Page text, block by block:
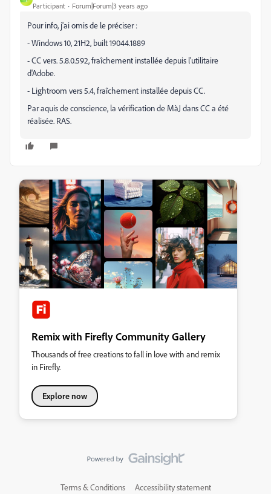
Participant Forum|Forum|3 years ago
Pour info, j'ai omis de le préciser :
- Windows 10, 21H2, built 19044.1889
- CC vers. 5.8.0.592, fraîchement installée depuis l'utilitaire
d'Adobe.
- Lightroom vers 5.4, fraîchement installée depuis CC.
Par aquis de conscience, la vérification de MàJ dans CC a été
réalisée. RAS.
Remix with Firefly Community Gallery
Thousands of free creations to fall in love with and remix
in Firefly.
Explore now
Terms & Conditions Accessibility statement